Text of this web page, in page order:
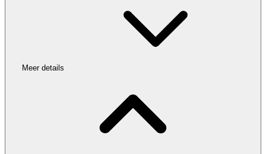
Meer details